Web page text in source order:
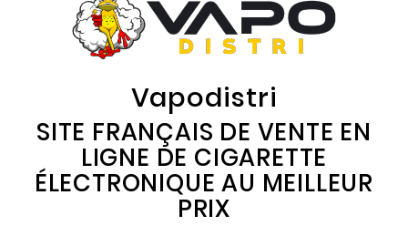
Vapodistri
SITE FRANÇAIS DE VENTE EN
LIGNE DE CIGARETTE
ÉLECTRONIQUE AU MEILLEUR
PRIX